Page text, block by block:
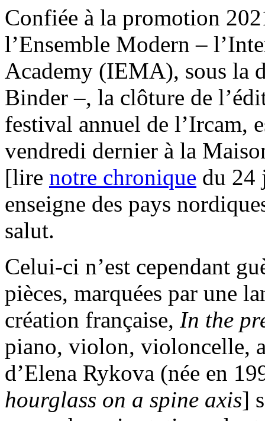
Confiée à la promotion
l’Ensemble Modern –
Academy (IEMA), sous la
Binder –, la clôture de
festival annuel de l’Ircam,
vendredi dernier à la
[lire notre chronique du 24
enseigne des pays
salut.
Celui-ci n’est cependant
pièces, marquées par une
création française, In the
piano, violon, violoncelle,
d’Elena Rykova (née en
hourglass on a spine axis]